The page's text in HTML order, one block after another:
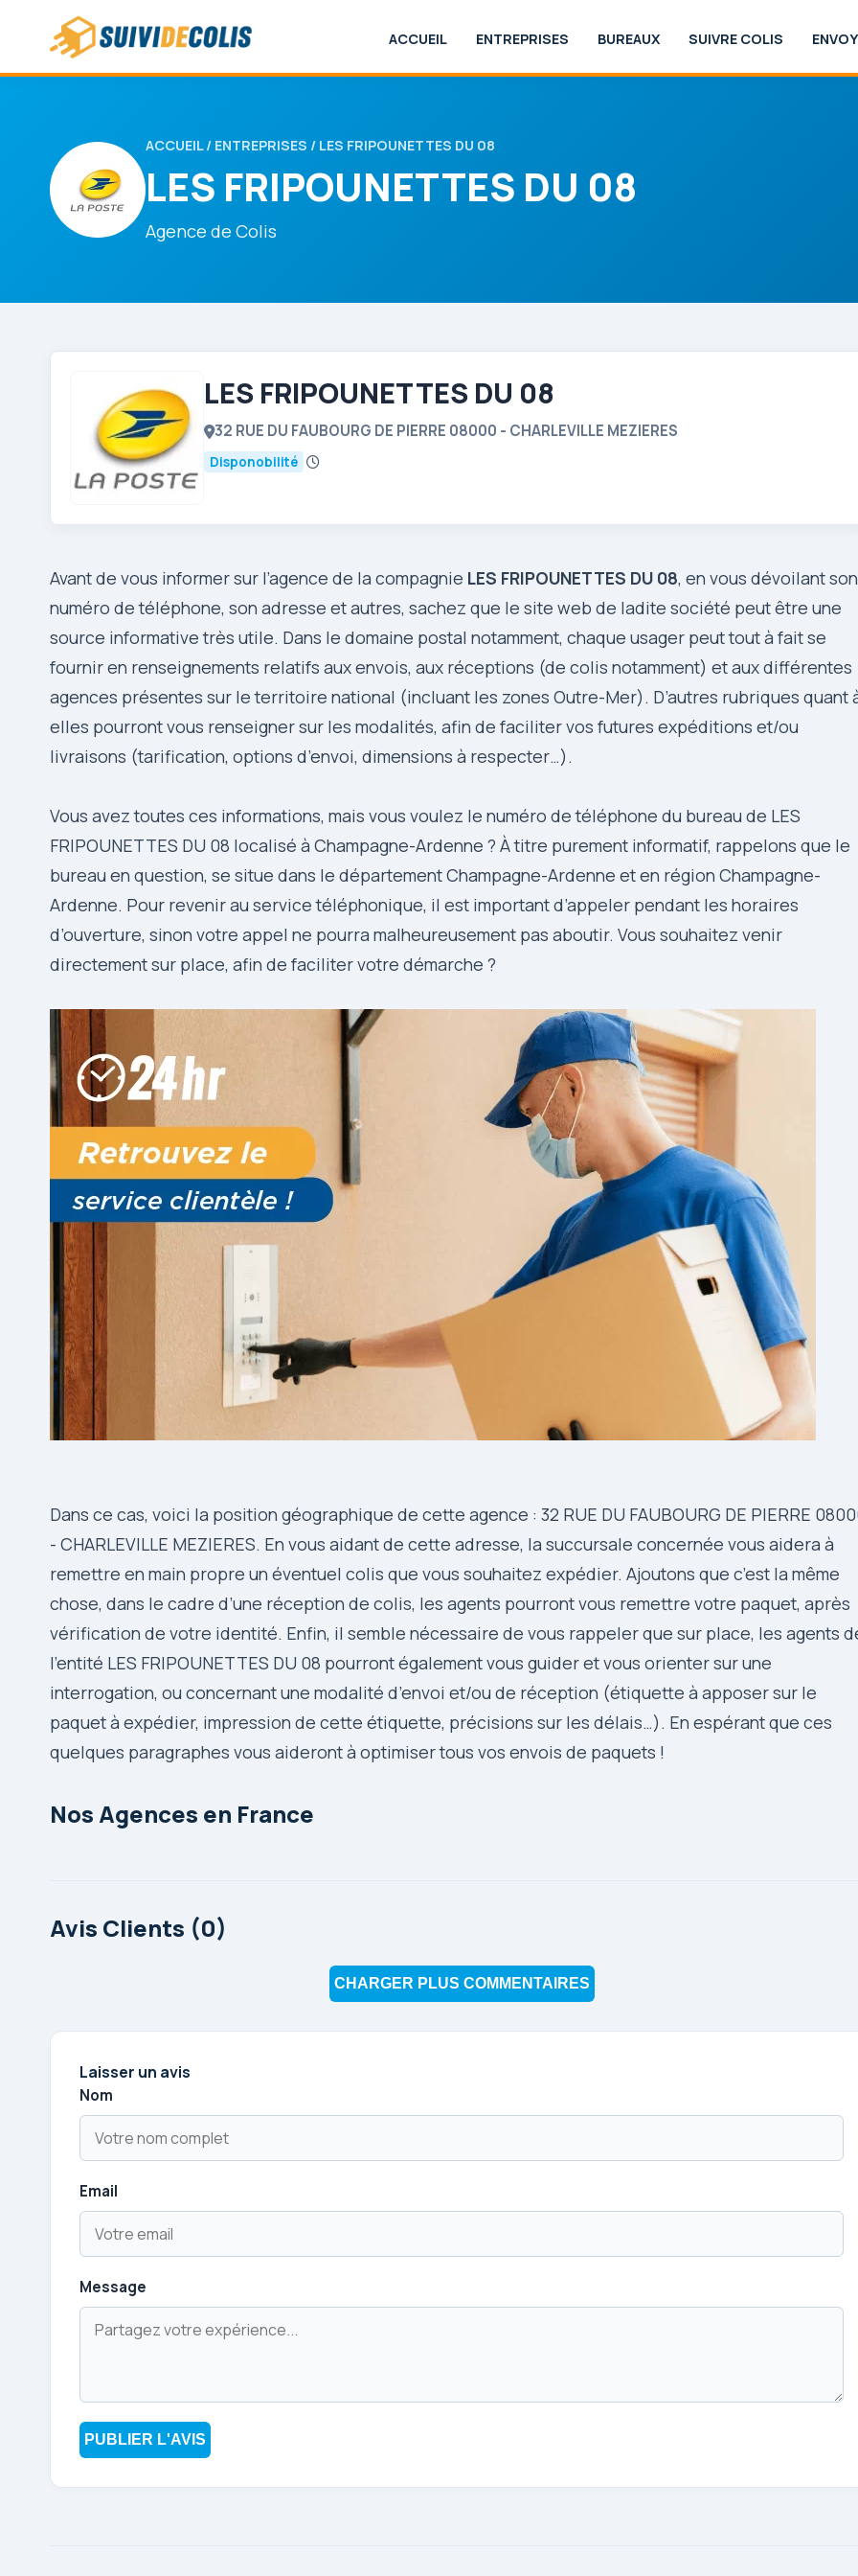
ACCUEIL ENTREPRISES BUREAUX SUIVRE COLIS
ACCUEIL/ ENTREPRISES / LES FRIPOUNETTES DU 08
LES FRIPOUNETTES DU 08
Agence de Colis
LES FRIPOUNETTES DU 08
32 RUE DU FAUBOURG DE PIERRE 08000 - CHARLEVILLE MEZIERES
Disponobilité
Avant de vous informer sur l’agence de la compagnie LES FRIPOUNETTES DU 08, en vous dévoilant son
numéro de téléphone, son adresse et autres, sachez que le site web de ladite société peut être une
source informative très utile. Dans le domaine postal notamment, chaque usager peut tout à fait se
fournir en renseignements relatifs aux envois, aux réceptions (de colis notamment) et aux différentes
agences présentes sur le territoire national (incluant les zones Outre-Mer). D’autres rubriques quant
elles pourront vous renseigner sur les modalités, afin de faciliter vos futures expéditions et/ou
livraisons (tarification, options d’envoi, dimensions à respecter…).
Vous avez toutes ces informations, mais vous voulez le numéro de téléphone du bureau de LES
FRIPOUNETTES DU 08 localisé à Champagne-Ardenne ? À titre purement informatif, rappelons que le
bureau en question, se situe dans le département Champagne-Ardenne et en région Champagne-
Ardenne. Pour revenir au service téléphonique, il est important d’appeler pendant les horaires
d’ouverture, sinon votre appel ne pourra malheureusement pas aboutir. Vous souhaitez venir
directement sur place, afin de faciliter votre démarche ?
Dans ce cas, voici la position géographique de cette agence : 32 RUE DU FAUBOURG DE PIERRE
- CHARLEVILLE MEZIERES. En vous aidant de cette adresse, la succursale concernée vous aidera à
remettre en main propre un éventuel colis que vous souhaitez expédier. Ajoutons que c’est la même
chose, dans le cadre d’une réception de colis, les agents pourront vous remettre votre paquet, après
vérification de votre identité. Enfin, il semble nécessaire de vous rappeler que sur place, les agents
l’entité LES FRIPOUNETTES DU 08 pourront également vous guider et vous orienter sur une
interrogation, ou concernant une modalité d’envoi et/ou de réception (étiquette à apposer sur le
paquet à expédier, impression de cette étiquette, précisions sur les délais…). En espérant que ces
quelques paragraphes vous aideront à optimiser tous vos envois de paquets !
Nos Agences en France
Avis Clients (0)
CHARGER PLUS COMMENTAIRES
Laisser un avis
Nom
Email
Message
PUBLIER L'AVIS